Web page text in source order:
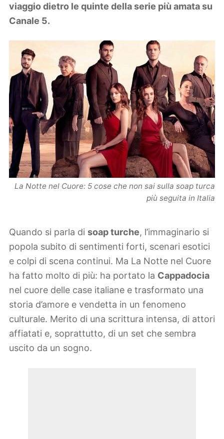
viaggio dietro le quinte della serie più amata su
Canale 5.
La Notte nel Cuore: 5 cose che non sai sulla soap turca
più seguita in Italia
Quando si parla di soap turche, l’immaginario si
popola subito di sentimenti forti, scenari esotici
e colpi di scena continui. Ma La Notte nel Cuore
ha fatto molto di più: ha portato la Cappadocia
nel cuore delle case italiane e trasformato una
storia d’amore e vendetta in un fenomeno
culturale. Merito di una scrittura intensa, di attori
affiatati e, soprattutto, di un set che sembra
uscito da un sogno.